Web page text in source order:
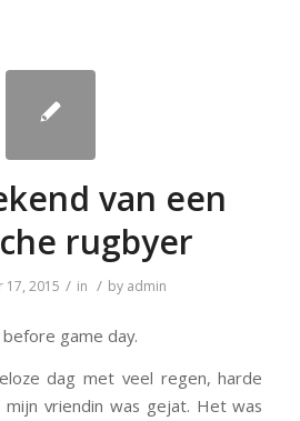
van een
rugbyer
17, 2015 / in / by admin
game day.
dag met veel regen, harde
vriendin was gejat. Het was